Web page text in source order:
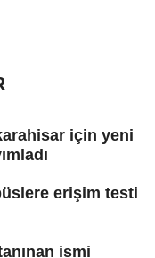
için yeni
erişim testi
ismi